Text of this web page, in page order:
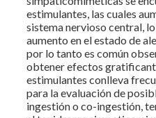
estimulantes, las cuales
sistema nervioso central,
aumento en el estado de
por lo tanto es común
obtener efectos
estimulantes conlleva
para la evaluación de
ingestión o co-ingestión,